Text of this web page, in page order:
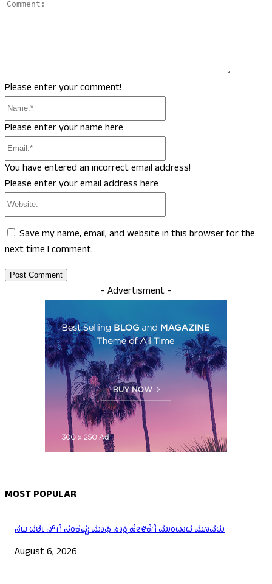
Please enter your comment!
Please enter your name here
You have entered an incorrect email address!
Please enter your email address here
Save my name, email, and website in this browser for the
next time I comment.
- Advertisment -
MOST POPULAR
ನಟ ದರ್ಶನ್ ಗೆ ಸಂಕಷ್ಟ: ಮಾಫಿ ಸಾಕ್ಷಿ ಹೇಳಿಕೆಗೆ ಮುಂದಾದ ಮೂವರು
August 6, 2026